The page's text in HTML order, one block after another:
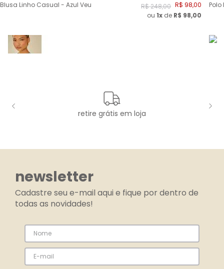
Blusa Linho Casual - Azul Veu R$248,00 R$ 98,00
ou1x de R$ 98,00
retire grátis em loja
newsletter
Cadastre seu e-mail aqui e fique por dentro de
todas as novidades!